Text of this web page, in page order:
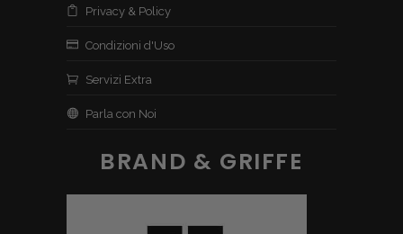
Privacy & Policy
Condizioni d'Uso
Servizi Extra
Parla con Noi
BRAND & GRIFFE